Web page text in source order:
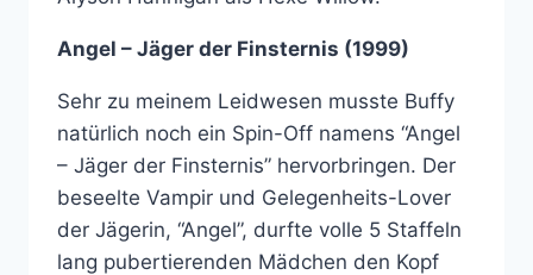
Angel – Jäger der Finsternis (1999)
Sehr zu meinem Leidwesen musste Buffy
natürlich noch ein Spin-Off namens “Angel
– Jäger der Finsternis” hervorbringen. Der
beseelte Vampir und Gelegenheits-Lover
der Jägerin, “Angel”, durfte volle 5 Staffeln
lang pubertierenden Mädchen den Kopf